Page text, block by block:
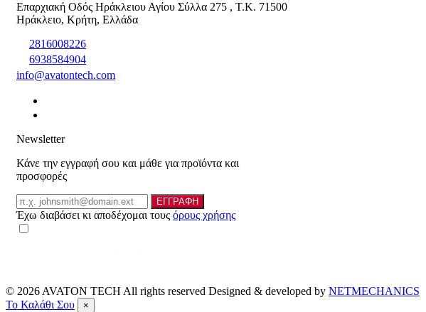
Επαρχιακή Οδός Ηράκλειου Αγίου Σύλλα 275 , T.K. 71500
Ηράκλειο, Κρήτη, Ελλάδα
2816008226
6938584904
info@avatontech.com
Newsletter
Κάνε την εγγραφή σου και μάθε για προϊόντα και
προσφορές
Email
ΕΓΓΡΑΦΗ
Έχω διαβάσει κι αποδέχομαι τους όρους χρήσης
© 2026 AVATON TECH All rights reserved Designed & developed by NETMECHANICS
Το Καλάθι Σου
×